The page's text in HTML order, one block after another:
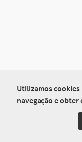
Utilizamos
navegação e